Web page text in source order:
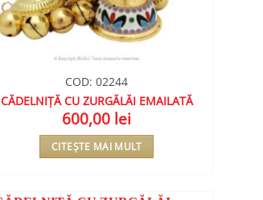
COD: 02244
CĂDELNIȚĂ CU ZURGĂLĂI EMAILATĂ
600,00 lei
CITEȘTE MAI MULT